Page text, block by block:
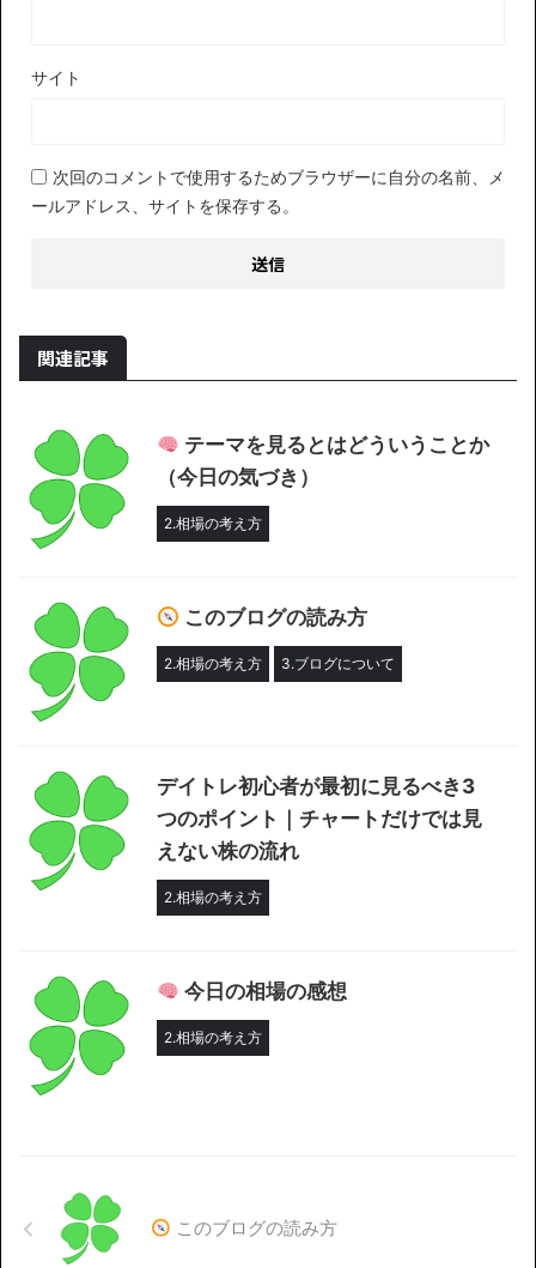
サイト
次回のコメントで使用するためブラウザーに自分の名前、メ
ールアドレス、サイトを保存する。
関連記事
テーマを見るとはどういうことか
（今日の気づき）
2.相場の考え方
このブログの読み方
2.相場の考え方 3.ブログについて
デイトレ初心者が最初に見るべき3
つのポイント｜チャートだけでは見
えない株の流れ
2.相場の考え方
今日の相場の感想
2.相場の考え方
このブログの読み方